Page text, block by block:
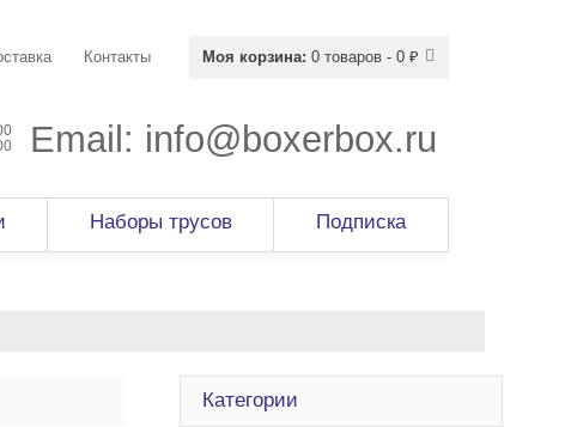
Моя корзина: 0 товаров - 0 ₽
Контакты
Email: info@boxerbox.ru
Наборы трусов Подписка
Категории